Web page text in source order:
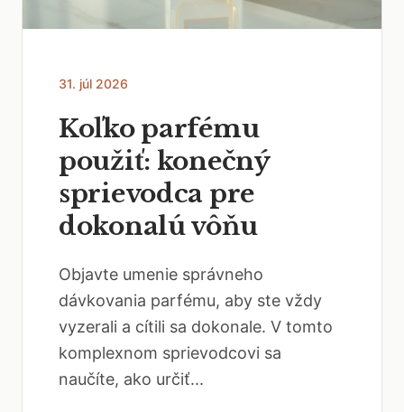
31. júl 2026
Koľko parfému
použiť: konečný
sprievodca pre
dokonalú vôňu
Objavte umenie správneho
dávkovania parfému, aby ste vždy
vyzerali a cítili sa dokonale. V tomto
komplexnom sprievodcovi sa
naučíte, ako určiť...